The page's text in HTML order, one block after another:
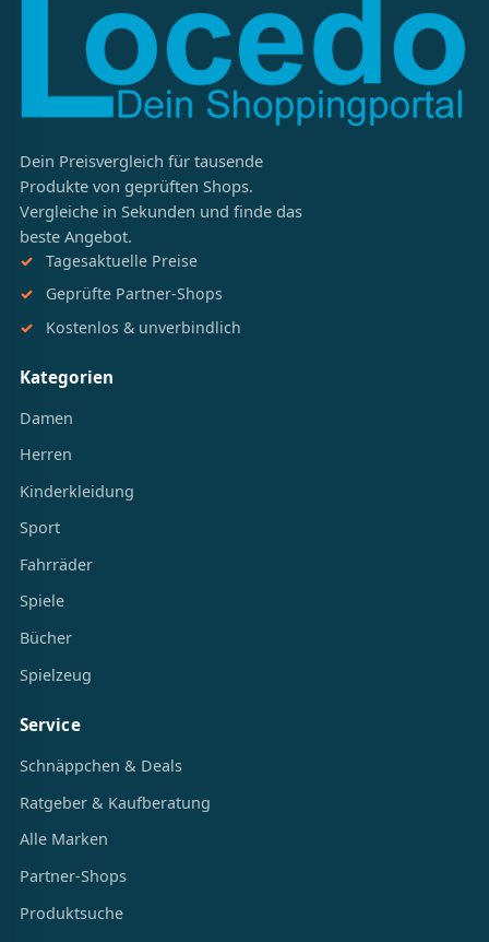
Dein Preisvergleich für tausende
Produkte von geprüften Shops.
Vergleiche in Sekunden und finde das
beste Angebot.
Tagesaktuelle Preise
Geprüfte Partner-Shops
Kostenlos & unverbindlich
Kategorien
Damen
Herren
Kinderkleidung
Sport
Fahrräder
Spiele
Bücher
Spielzeug
Service
Schnäppchen & Deals
Ratgeber & Kaufberatung
Alle Marken
Partner-Shops
Produktsuche